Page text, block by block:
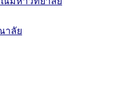
าลัย